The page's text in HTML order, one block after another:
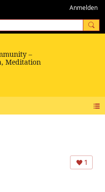
Anmelden
1